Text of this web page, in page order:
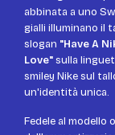
abbinata a uno
gialli illuminano il
slogan "Have A
Love"sulla
smiley Nike sul
un'identità unica.
Fedele al modello